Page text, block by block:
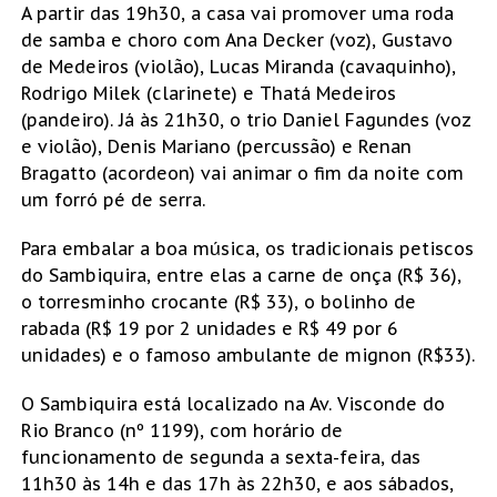
A partir das 19h30, a casa vai promover uma roda
de samba e choro com Ana Decker (voz), Gustavo
de Medeiros (violão), Lucas Miranda (cavaquinho),
Rodrigo Milek (clarinete) e Thatá Medeiros
(pandeiro). Já às 21h30, o trio Daniel Fagundes (voz
e violão), Denis Mariano (percussão) e Renan
Bragatto (acordeon) vai animar o fim da noite com
um forró pé de serra.
Para embalar a boa música, os tradicionais petiscos
do Sambiquira, entre elas a carne de onça (R$ 36),
o torresminho crocante (R$ 33), o bolinho de
rabada (R$ 19 por 2 unidades e R$ 49 por 6
unidades) e o famoso ambulante de mignon (R$33).
O Sambiquira está localizado na Av. Visconde do
Rio Branco (nº 1199), com horário de
funcionamento de segunda a sexta-feira, das
11h30 às 14h e das 17h às 22h30, e aos sábados,